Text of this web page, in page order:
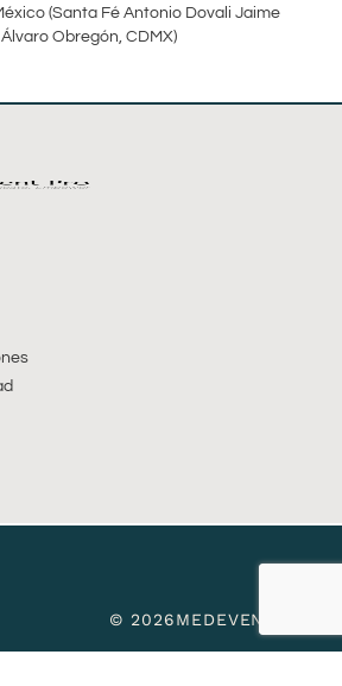
(Santa Fé Antonio Dovali Jaime
Obregón, CDMX)
© 2026MEDEVENT PRO